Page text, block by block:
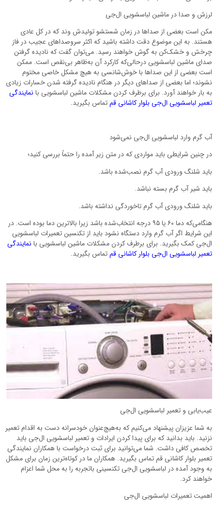
لرزش و صدا در ماشین لباسشویی ال‌جی
مکن است بعضی از صداها در زمان شستشو تولیدش وند که در کل عادی
هستند. به این موضوع دقت داشته باشید که اکثر سروصداهای عجیب در فاز
چرخش و خشک‌کن به گوش خواهند رسید. می‌توان گفت که نادیده گرفتن
صدای ماشین لباسشویی درحالی‌که کارکرد آن به‌ظاهر بی‌نقص است. ممکن
است بعضی از این صداها با خوش‌شانسی به هیچ مشکل خاصی مختوم
نشوند؛ اما بعضی از صداهای دیگر در هنگام نادیده گرفته شدن خسارات زیادی
به بار خواهند آورد. برای برطرف کردن مشکلات ماشین لباسشویی با نمایندگی
تعمیر لباسشویی ال‌جی بلوار کاشانی قمتماس بگیرید.
آب گرم وارد لباسشویی ال‌جی نمی‌شود
در چنین شرایطی باید مواردی که در متن زیر آمده را حتماً بررسی کنید؛
باید شلنگ ورودی آب گرم نصب‌شده باشد.
باید شیر آب گرم بسته نباشد.
باید شلنگ ورودی آب گرم تاخوردگی نداشته باشد.
هنگامی‌که دما ۶۰ یا ۹۵ درجه انتخاب‌شده باشد زیرا بالاترین دما بوده است. در
این شرایط اگر آب گرم وارد دستگاه نشود باید از تکنسین تعمیرات لباسشویی
ال‌جی کمک بگیرید. برای برطرف کردن مشکلات ماشین لباسشویی با نمایندگی
تعمیر لباسشویی ال‌جی بلوار کاشانی قمتماس بگیرید.
عیب‌یابی و تعمیر لباسشویی ال‌جی
به شما عزیزان پیشنهاد می‌کنیم که به‌هیچ‌عنوان خودسرانه دست به اقدام تعمیر
نزنید. باید بدانید که برای پیدا کردن ایرادات و تعمیر لباسشویی ال‌جی باید
تخصص کافی داشت. شما می‌توانید برای ثبت درخواست با همکاران نمایندگی
تعمیر بلوار کاشانی قم تماس بگیرید. همکاران ما در کوتاه‌ترین زمان برای مشکل
به وجود آمده در لباسشویی ال‌جی تکنسینی باتجربه را به محل شما اعزام
خواهند کرد.
اهمیت تعمیرات لباسشویی ال‌جی